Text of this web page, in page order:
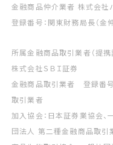
金融商品仲介業者 株式会社
登録番号：関東財務局長（金
所属金融商品取引業者（提携
株式会社ＳＢＩ証券
金融商品取引業者 登録番号
取引業者
加入協会：日本証券業協会
団法人 第二種金融商品取引